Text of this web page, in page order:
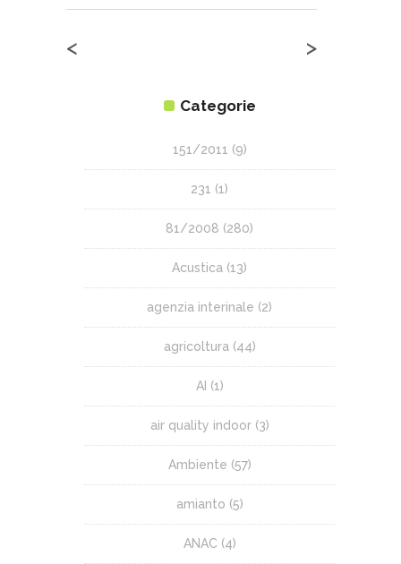
< >
Categorie
151/2011 (9)
231 (1)
81/2008 (280)
Acustica (13)
agenzia interinale (2)
agricoltura (44)
AI (1)
air quality indoor(3)
Ambiente (57)
amianto (5)
ANAC (4)